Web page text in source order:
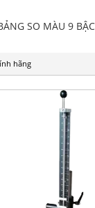
SO MÀU 9
hãng